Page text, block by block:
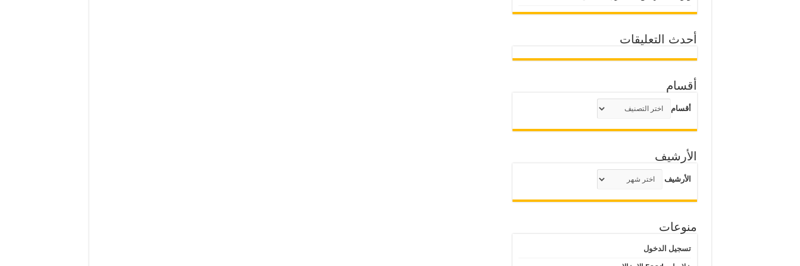
أحدث التعليقات
أقسام
أقسام
الأرشيف
الأرشيف
منوعات
تسجيل الدخول